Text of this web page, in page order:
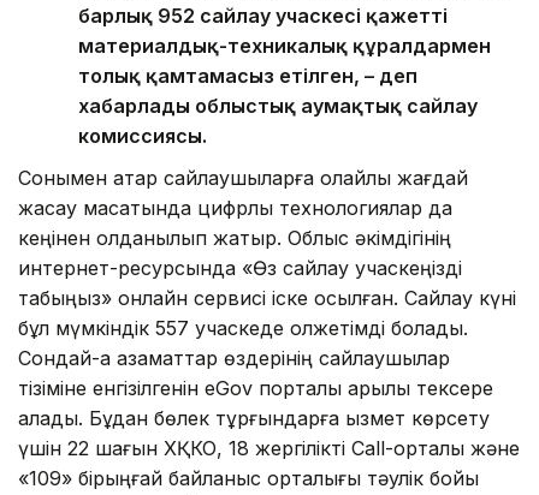
барлық 952 сайлау учаскесі қажетті
материалдық-техникалық құралдармен
толық қамтамасыз етілген, – деп
хабарлады облыстық аумақтық сайлау
комиссиясы.
Сонымен қатар сайлаушыларға қолайлы жағдай
жасау мақсатында цифрлық технологиялар да
кеңінен қолданылып жатыр. Облыс әкімдігінің
интернет-ресурсында «Өз сайлау учаскеңізді
табыңыз» онлайн сервисі іске қосылған. Сайлау күні
бұл мүмкіндік 557 учаскеде қолжетімді болады.
Сондай-ақ азаматтар өздерінің сайлаушылар
тізіміне енгізілгенін eGov порталы арқылы тексере
алады. Бұдан бөлек тұрғындарға қызмет көрсету
үшін 22 шағын ХҚКО, 18 жергілікті Call-орталық және
«109» бірыңғай байланыс орталығы тәулік бойы